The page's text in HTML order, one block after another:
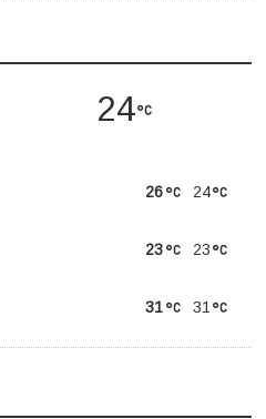
24
24
26
23
23
31
31